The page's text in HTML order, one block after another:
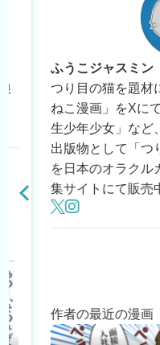
ふうこジャスミン
つり目の猫を題材
ねこ漫画」をXに
生少年少女」など
出版物として「つ
を日本のオラクル
集サイトにて販売
作者の最近の漫画